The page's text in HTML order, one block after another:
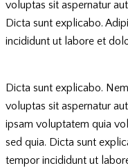
voluptas sit aspernatur
Dicta sunt explicabo.
incididunt ut labore et
Dicta sunt explicabo.
voluptas sit aspernatur
ipsam voluptatem quia
sed quia. Dicta sunt
tempor incididunt ut